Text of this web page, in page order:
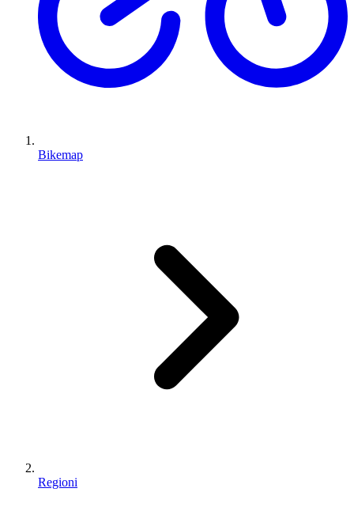
Bikemap
Regioni